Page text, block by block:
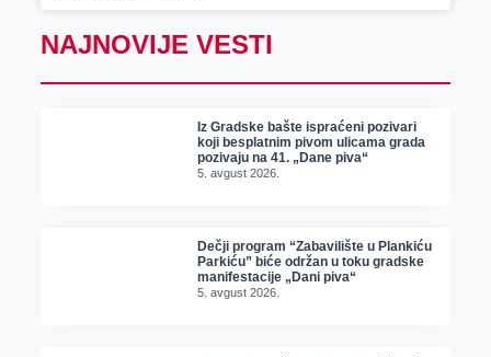
NAJNOVIJE VESTI
Iz Gradske bašte ispraćeni pozivari
koji besplatnim pivom ulicama grada
pozivaju na 41. „Dane piva“
5. avgust 2026.
Dečji program “Zabavilište u Plankiću
Parkiću” biće održan u toku gradske
manifestacije „Dani piva“
5. avgust 2026.